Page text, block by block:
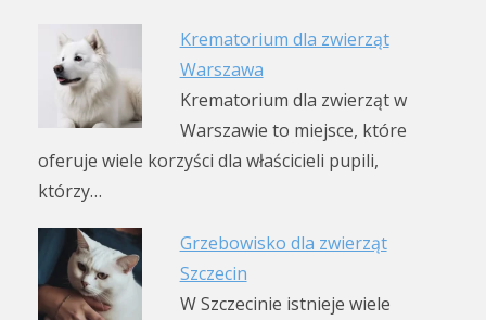
Krematorium dla zwierząt
Warszawa
Krematorium dla zwierząt w
Warszawie to miejsce, które
oferuje wiele korzyści dla właścicieli pupili,
którzy…
Grzebowisko dla zwierząt
Szczecin
W Szczecinie istnieje wiele